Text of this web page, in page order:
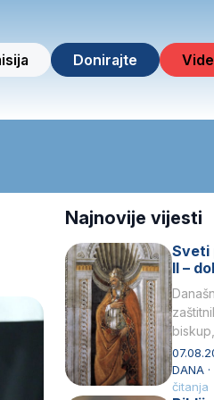
Donirajte
Najnovije vijesti
Sveti
II –
knjizi
DANA ·
čitanja